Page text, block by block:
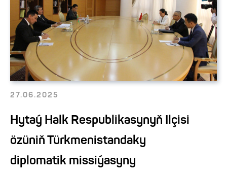
27.06.2025
Hytaý Halk Respublikasynyň Ilçisi
özüniň Türkmenistandaky
diplomatik missiýasyny